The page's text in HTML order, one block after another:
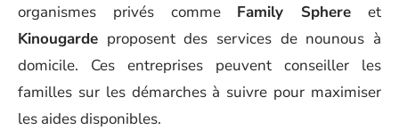
organismes privés comme Family Sphere et
Kinougarde proposent des services de nounous à
domicile. Ces entreprises peuvent conseiller les
familles sur les démarches à suivre pour maximiser
les aides disponibles.